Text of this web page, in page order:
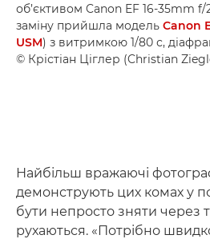
об’єктивом Canon EF 16-35mm
заміну прийшла модель Canon
USM) з витримкою 1/80 с,
© Крістіан Ціглер (Christian
Найбільш вражаючі
демонструють цих комах у
бути непросто зняти через
рухаються. «Потрібно